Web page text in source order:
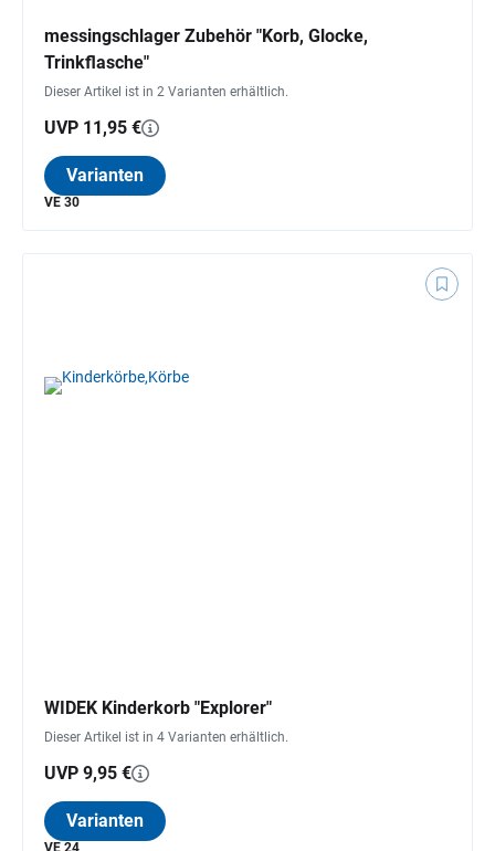
messingschlager Zubehör "Korb, Glocke,
Trinkflasche"
Dieser Artikel ist in 2 Varianten erhältlich.
UVP 11,95 €
Varianten
VE 30
WIDEK Kinderkorb "Explorer"
Dieser Artikel ist in 4 Varianten erhältlich.
UVP 9,95 €
Varianten
VE 24